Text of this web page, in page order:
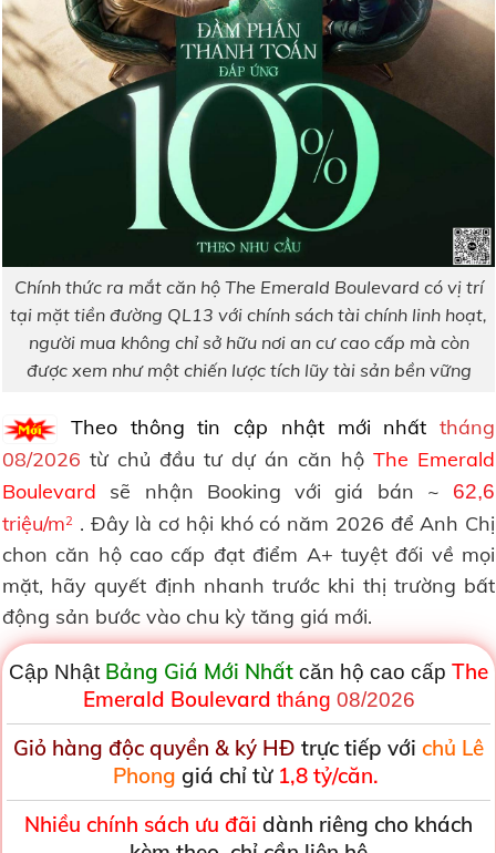
Chính thức ra mắt căn hộ The Emerald Boulevard có vị trí
tại mặt tiền đường QL13 với chính sách tài chính linh hoạt,
người mua không chỉ sở hữu nơi an cư cao cấp mà còn
được xem như một chiến lược tích lũy tài sản bền vững
Theo thông tin cập nhật mới nhất tháng
08/2026 từ chủ đầu tư dự án căn hộ The Emerald
Boulevard sẽ nhận Booking với giá bán ~ 62,6
triệu/m2 . Đây là cơ hội khó có năm 2026 để Anh Chị
chon căn hộ cao cấp đạt điểm A+ tuyệt đối về mọi
mặt, hãy quyết định nhanh trước khi thị trường bất
động sản bước vào chu kỳ tăng giá mới.
Cập Nhật Bảng Giá Mới Nhất căn hộ cao cấp The
Emerald Boulevard tháng 08/2026
Giỏ hàng độc quyền & ký HĐ trực tiếp với chủ Lê
Phong giá chỉ từ1,8 tỷ/căn.
Nhiều chính sách ưu đãi dành riêng cho khách